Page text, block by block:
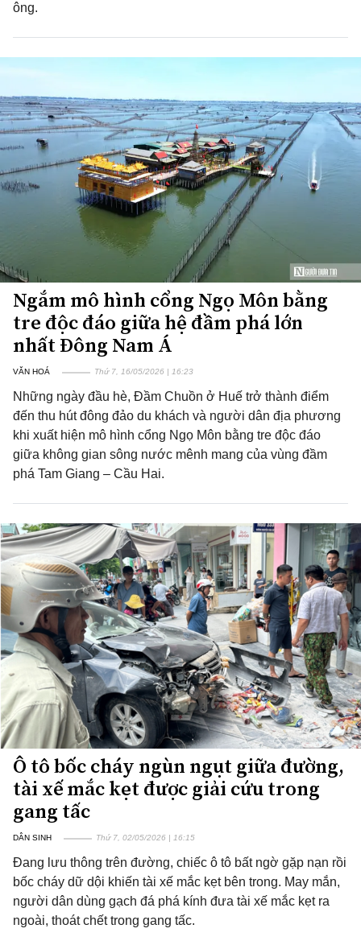
ông.
Ngắm mô hình cổng Ngọ Môn bằng
tre độc đáo giữa hệ đầm phá lớn
nhất Đông Nam Á
VĂN HOÁ Thứ 7, 16/05/2026 | 16:23
Những ngày đầu hè, Đầm Chuồn ở Huế trở thành điểm
đến thu hút đông đảo du khách và người dân địa phương
khi xuất hiện mô hình cổng Ngọ Môn bằng tre độc đáo
giữa không gian sông nước mênh mang của vùng đầm
phá Tam Giang – Cầu Hai.
Ô tô bốc cháy ngùn ngụt giữa đường,
tài xế mắc kẹt được giải cứu trong
gang tấc
DÂN SINH Thứ 7, 02/05/2026 | 16:15
Đang lưu thông trên đường, chiếc ô tô bất ngờ gặp nạn rồi
bốc cháy dữ dội khiến tài xế mắc kẹt bên trong. May mắn,
người dân dùng gạch đá phá kính đưa tài xế mắc kẹt ra
ngoài, thoát chết trong gang tấc.